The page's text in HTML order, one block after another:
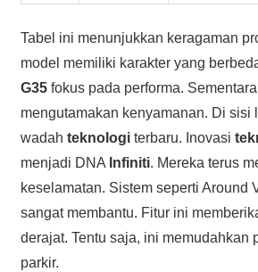
Tabel ini menunjukkan keragaman
model memiliki karakter yang
G35fokus pada performa.
mengutamakan kenyamanan. Di sisi
wadah teknologiterbaru. Inovasi
menjadi DNA Infiniti. Mereka terus
keselamatan. Sistem seperti Around
sangat membantu. Fitur ini
derajat. Tentu saja, ini memudahkan
parkir.